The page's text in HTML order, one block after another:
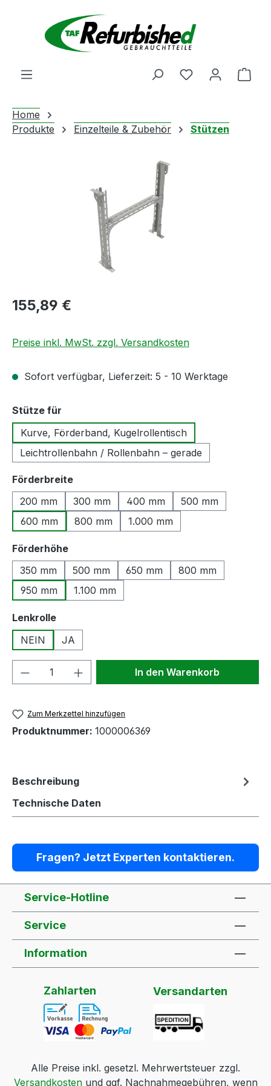
Zum Hauptinhalt springen
Du hast 0
Home
Produkte
Einzelteile & Zubehör Stützen
Regulärer Preis:
155,89 €
Preise inkl. MwSt. zzgl. Versandkosten
Sofort verfügbar, Lieferzeit: 5 - 10 Werktage
Stütze für
Kurve, Förderband, Kugelrollentisch
Leichtrollenbahn / Rollenbahn – gerade
Förderbreiteauswählen
200 mm
300 mm 400 mm
500 mm
600 mm
800 mm 1.000 mm
Förderhöheauswählen
350 mm
500 mm 650 mm
800 mm
950 mm
1.100 mm
Lenkrolleauswählen
NEIN
JA
Produkt Anzahl: Gib denIn den Warenkorb
Zum Merkzettel hinzufügen
Produktnummer: 1000006369
Beschreibung
Technische Daten
Fragen? Jetzt Experten kontaktieren.
Service-Hotline
Service
Information
Zahlarten Versandarten
Alle Preise inkl. gesetzl. Mehrwertsteuer zzgl.
Versandkostenund ggf. Nachnahmegebühren, wenn